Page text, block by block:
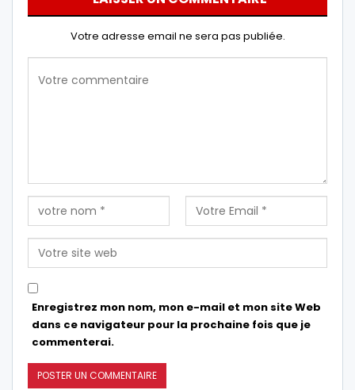
Votre adresse email ne sera pas publiée.
Enregistrez mon nom, mon e-mail et mon site Web
dans ce navigateur pour la prochaine fois que je
commenterai.